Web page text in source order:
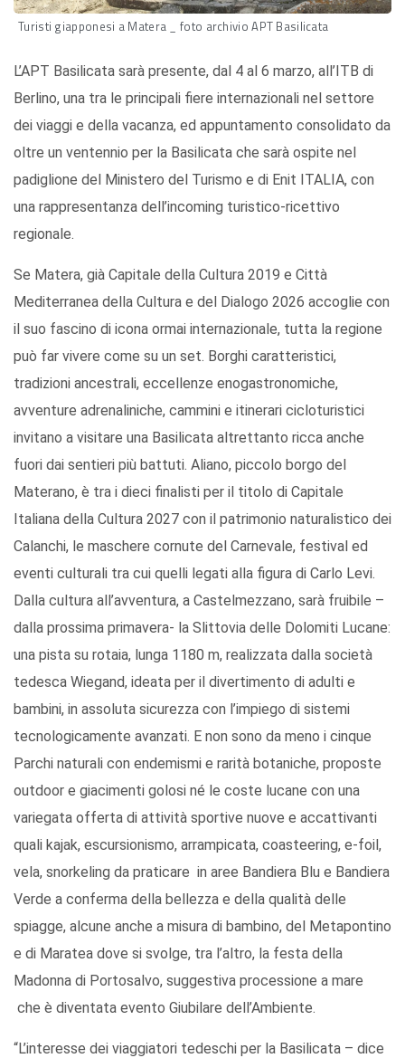
Turisti giapponesi a Matera _ foto archivio APT Basilicata
L’APT Basilicata sarà presente, dal 4 al 6 marzo, all’ITB di
Berlino, una tra le principali fiere internazionali nel settore
dei viaggi e della vacanza, ed appuntamento consolidato da
oltre un ventennio per la Basilicata che sarà ospite nel
padiglione del Ministero del Turismo e di Enit ITALIA, con
una rappresentanza dell’incoming turistico-ricettivo
regionale.
Se Matera, già Capitale della Cultura 2019 e Città
Mediterranea della Cultura e del Dialogo 2026 accoglie con
il suo fascino di icona ormai internazionale, tutta la regione
può far vivere come su un set. Borghi caratteristici,
tradizioni ancestrali, eccellenze enogastronomiche,
avventure adrenaliniche, cammini e itinerari cicloturistici
invitano a visitare una Basilicata altrettanto ricca anche
fuori dai sentieri più battuti. Aliano, piccolo borgo del
Materano, è tra i dieci finalisti per il titolo di Capitale
Italiana della Cultura 2027 con il patrimonio naturalistico dei
Calanchi, le maschere cornute del Carnevale, festival ed
eventi culturali tra cui quelli legati alla figura di Carlo Levi.
Dalla cultura all’avventura, a Castelmezzano, sarà fruibile –
dalla prossima primavera- la Slittovia delle Dolomiti Lucane:
una pista su rotaia, lunga 1180 m, realizzata dalla società
tedesca Wiegand, ideata per il divertimento di adulti e
bambini, in assoluta sicurezza con l’impiego di sistemi
tecnologicamente avanzati. E non sono da meno i cinque
Parchi naturali con endemismi e rarità botaniche, proposte
outdoor e giacimenti golosi né le coste lucane con una
variegata offerta di attività sportive nuove e accattivanti
quali kajak, escursionismo, arrampicata, coasteering, e-foil,
vela, snorkeling da praticare in aree Bandiera Blu e Bandiera
Verde a conferma della bellezza e della qualità delle
spiagge, alcune anche a misura di bambino, del Metapontino
e di Maratea dove si svolge, tra l’altro, la festa della
Madonna di Portosalvo, suggestiva processione a mare
che è diventata evento Giubilare dell’Ambiente.
“L’interesse dei viaggiatori tedeschi per la Basilicata – dice